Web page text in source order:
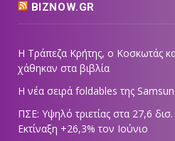
BIZNOW.GR
Η Τράπεζα Κρήτης, ο Κοσκωτάς
χάθηκαν στα βιβλία
Η νέα σειρά foldables της
ΠΣΕ: Υψηλό τριετίας στα 27,6
Εκτίναξη +26,3% τον Ιούνιο